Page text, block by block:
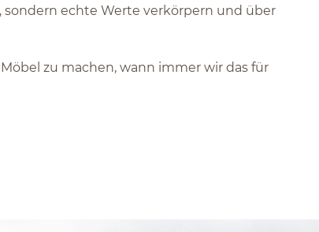
sondern echte Werte verkörpern und über
zu machen, wann immer wir das für